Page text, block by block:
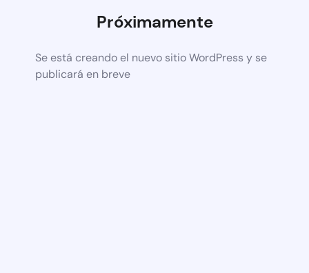
Próximamente
Se está creando el nuevo sitio WordPress y se
publicará en breve